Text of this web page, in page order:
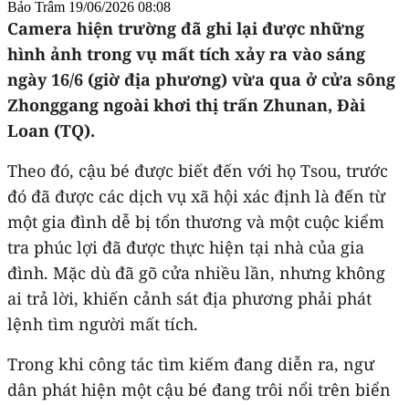
Bảo Trâm 19/06/2026 08:08
Camera hiện trường đã ghi lại được những
hình ảnh trong vụ mất tích xảy ra vào sáng
ngày 16/6 (giờ địa phương) vừa qua ở cửa sông
Zhonggang ngoài khơi thị trấn Zhunan, Đài
Loan (TQ).
Theo đó, cậu bé được biết đến với họ Tsou, trước
đó đã được các dịch vụ xã hội xác định là đến từ
một gia đình dễ bị tổn thương và một cuộc kiểm
tra phúc lợi đã được thực hiện tại nhà của gia
đình. Mặc dù đã gõ cửa nhiều lần, nhưng không
ai trả lời, khiến cảnh sát địa phương phải phát
lệnh tìm người mất tích.
Trong khi công tác tìm kiếm đang diễn ra, ngư
dân phát hiện một cậu bé đang trôi nổi trên biển